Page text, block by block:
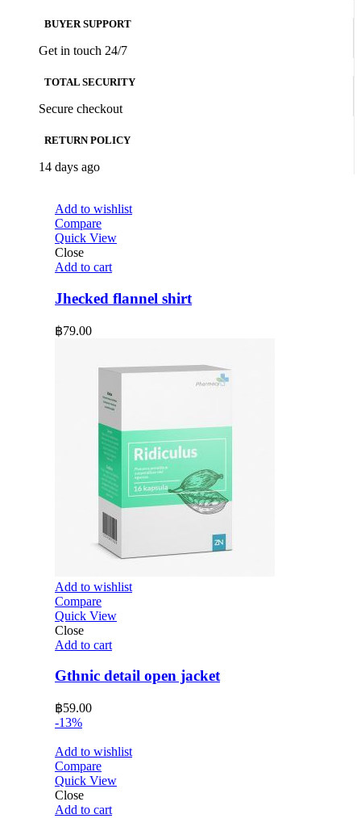
BUYER SUPPORT
Get in touch 24/7
TOTAL SECURITY
Secure checkout
RETURN POLICY
14 days ago
Add to wishlist
Compare
Quick View
Close
Add to cart
Jhecked flannel shirt
฿79.00
Add to wishlist
Compare
Quick View
Close
Add to cart
Gthnic detail open jacket
฿59.00
-13%
Add to wishlist
Compare
Quick View
Close
Add to cart